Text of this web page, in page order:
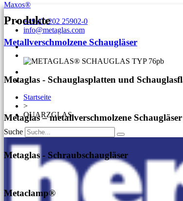
Maxos®
+49 (0) 202 25902-0
info@metaglas.com
Startseite
>
QUARZGLAS
Suche
Produkte
Metallverschmolzene Schaugläser
Metaglas - Schauglasplatten und
Metaglas – metallverschmolzene
Metaglas - Schraubschaugläser
Metaclamp®